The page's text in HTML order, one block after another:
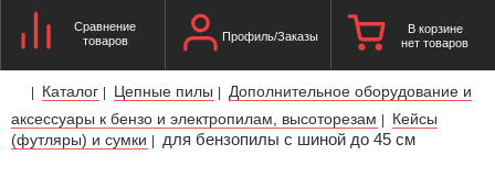
Сравнение
товаров
Профиль/Заказы
В корзине
нет товаров
| Каталог | Цепные пилы |
Дополнительное оборудование и
аксессуары к бензо и электропилам, высоторезам |
Кейсы
(футляры) и сумки | для бензопилы с шиной до 45 см